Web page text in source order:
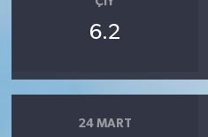
6.2
24 MART